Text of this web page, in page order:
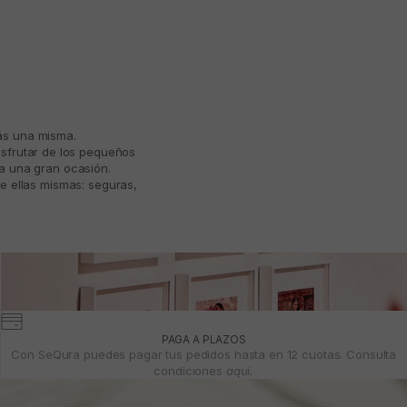
una misma.
de los pequeños
una gran ocasión.
ellas mismas: seguras,
PAGA A PLAZOS
Con SeQura puedes pagar tus pedidos hasta en 12 cuotas. Consulta
condiciones aquí.